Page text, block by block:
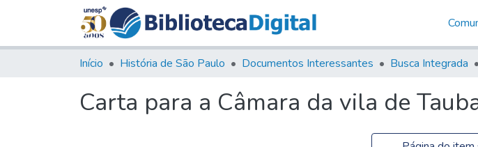
Início História de São Paulo Documentos Interessantes Busca Integrada
Carta para a Câmara da vila de